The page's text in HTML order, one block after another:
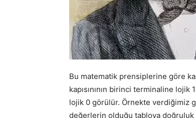
Bu matematik prensiplerine göre
kapısınının birinci terminaline lojik
lojik 0 görülür. Örnekte verdiğimiz
değerlerin olduğu tabloya doğruluk